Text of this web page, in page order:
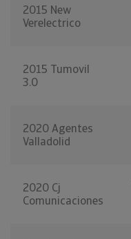
2015 New
Verelectrico
2015 Tumovil
3.0
2020 Agentes
Valladolid
2020 Cj
Comunicaciones